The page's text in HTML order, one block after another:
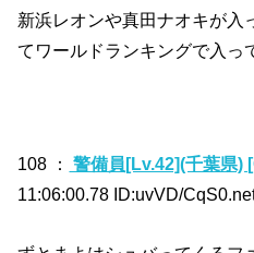
新浜レオンや真田ナオキが
てワールドランキングで入っ
108 ： 警備員[Lv.42](千葉県)
11:06:00.78 ID:uvVD/